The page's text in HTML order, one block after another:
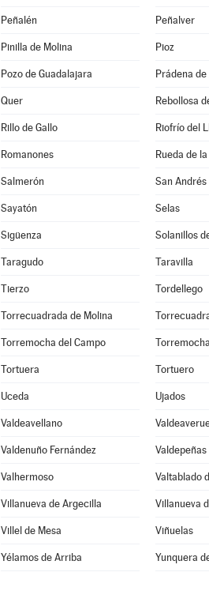
Peñalén Peñalver
Pinilla de Molina Pioz
Pozo de Guadalajara Prádena
Quer Rebollosa
Rillo de Gallo Riofrío del
Romanones Rueda de
Salmerón San
Sayatón Selas
Sigüenza Solanillos
Taragudo Taravilla
Tierzo Tordellego
Torrecuadrada de Molina
Torremocha del Campo
Tortuera Tortuero
Uceda Ujados
Valdeavellano
Valdenuño Fernández
Valhermoso Valtablado
Villanueva de Argecilla Villanueva
Villel de Mesa Viñuelas
Yélamos de Arriba Yunquera